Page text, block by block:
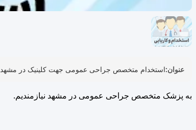
عنوان:استخدام متخصص جراحی عمومی جهت کلینیک در مشهد
به پزشک متخصص جراحی عمومی در مشهد نیازمندیم.